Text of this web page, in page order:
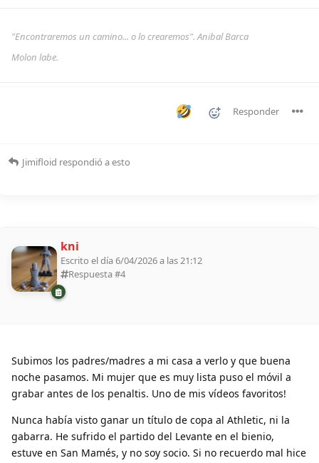
"Encontraremos un camino... o lo crearemos". Anibal Barca
Molon labe.
Responder
Jimifloid respondió a esto
kni
Escrito el día 6/04/2026 a las 21:12
Respuesta #4
Subimos los padres/madres a mi casa a verlo y que buena
noche pasamos. Mi mujer que es muy lista puso el móvil a
grabar antes de los penaltis. Uno de mis vídeos favoritos!
Nunca había visto ganar un título de copa al Athletic, ni la
gabarra. He sufrido el partido del Levante en el bienio,
estuve en San Mamés, y no soy socio. Si no recuerdo mal hice